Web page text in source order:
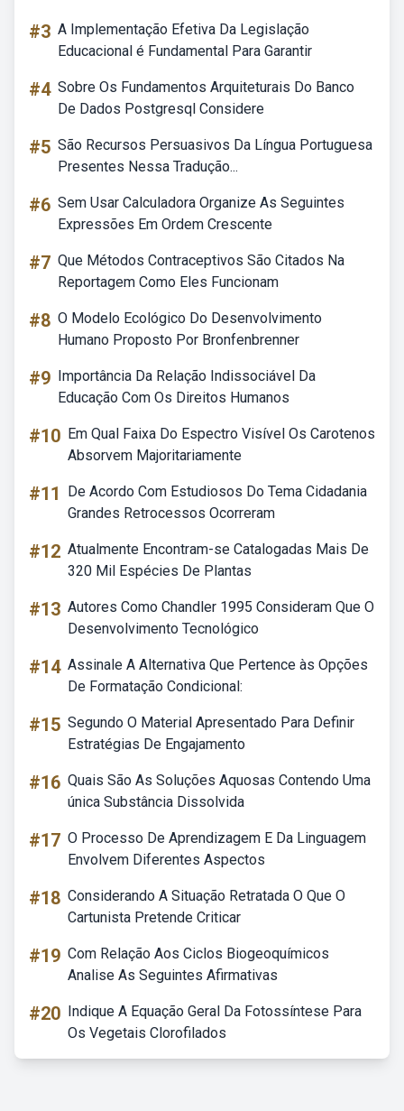
#3 A Implementação Efetiva Da Legislação
Educacional é Fundamental Para Garantir
#4 Sobre Os Fundamentos Arquiteturais Do Banco
De Dados Postgresql Considere
#5 São Recursos Persuasivos Da Língua Portuguesa
Presentes Nessa Tradução...
#6 Sem Usar Calculadora Organize As Seguintes
Expressões Em Ordem Crescente
#7 Que Métodos Contraceptivos São Citados Na
Reportagem Como Eles Funcionam
#8 O Modelo Ecológico Do Desenvolvimento
Humano Proposto Por Bronfenbrenner
#9 Importância Da Relação Indissociável Da
Educação Com Os Direitos Humanos
#10 Em Qual Faixa Do Espectro Visível Os Carotenos
Absorvem Majoritariamente
#11
De Acordo Com Estudiosos Do Tema Cidadania
Grandes Retrocessos Ocorreram
#12 Atualmente Encontram-se Catalogadas Mais De
320 Mil Espécies De Plantas
#13 Autores Como Chandler 1995 Consideram Que O
Desenvolvimento Tecnológico
#14 Assinale A Alternativa Que Pertence às Opções
De Formatação Condicional:
#15 Segundo O Material Apresentado Para Definir
Estratégias De Engajamento
#16 Quais São As Soluções Aquosas Contendo Uma
única Substância Dissolvida
#17 O Processo De Aprendizagem E Da Linguagem
Envolvem Diferentes Aspectos
#18 Considerando A Situação Retratada O Que O
Cartunista Pretende Criticar
#19 Com Relação Aos Ciclos Biogeoquímicos
Analise As Seguintes Afirmativas
#20 Indique A Equação Geral Da Fotossíntese Para
Os Vegetais Clorofilados